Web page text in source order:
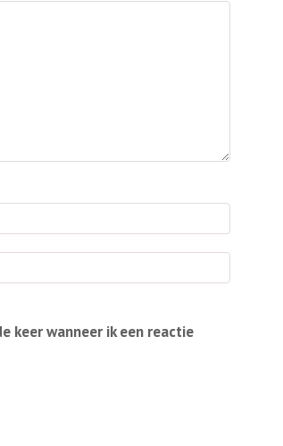
keer wanneer ik een reactie